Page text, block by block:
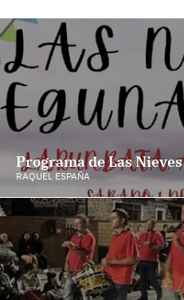
Programa de Las
RAQUEL ESPAÑA